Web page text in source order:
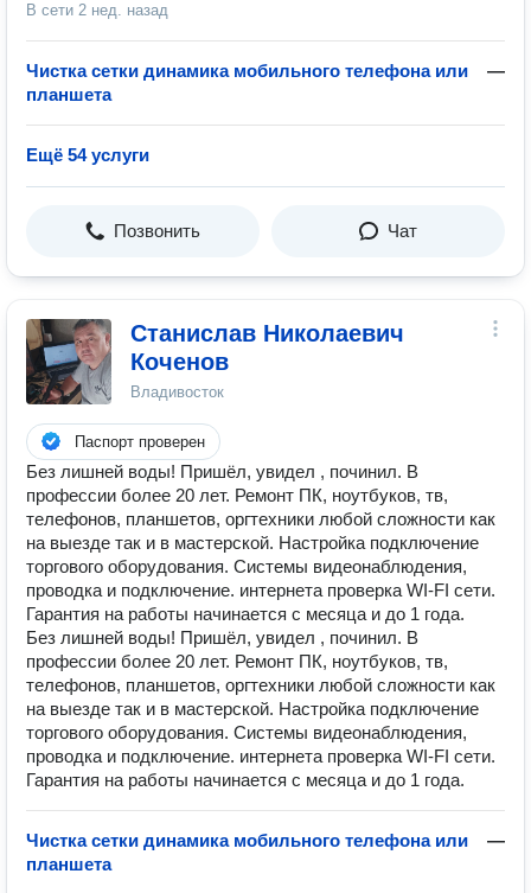
В сети 2 нед. назад
Чистка сетки динамика мобильного телефона или
планшета
—
Ещё 54 услуги
Позвонить Чат
Станислав Николаевич
Коченов
Владивосток
Паспорт проверен
Без лишней воды! Пришёл, увидел , починил. В
профессии более 20 лет. Ремонт ПК, ноутбуков, тв,
телефонов, планшетов, оргтехники любой сложности как
на выезде так и в мастерской. Настройка подключение
торгового оборудования. Системы видеонаблюдения,
проводка и подключение. интернета проверка WI-FI сети.
Гарантия на работы начинается с месяца и до 1 года.
Без лишней воды! Пришёл, увидел , починил. В
профессии более 20 лет. Ремонт ПК, ноутбуков, тв,
телефонов, планшетов, оргтехники любой сложности как
на выезде так и в мастерской. Настройка подключение
торгового оборудования. Системы видеонаблюдения,
проводка и подключение. интернета проверка WI-FI сети.
Гарантия на работы начинается с месяца и до 1 года.
Чистка сетки динамика мобильного телефона или
планшета
—